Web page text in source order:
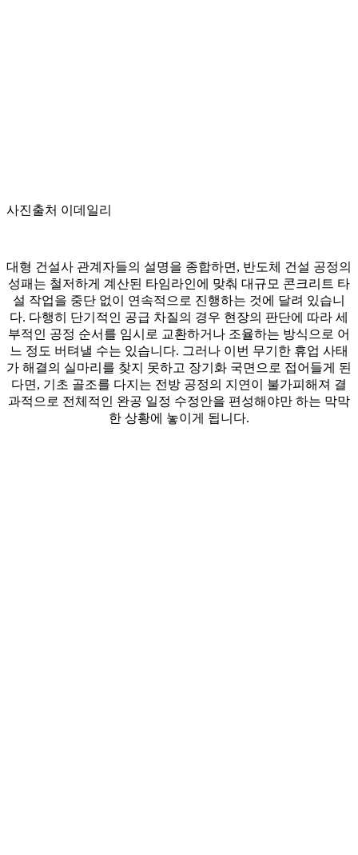
사진출처 이데일리
대형 건설사 관계자들의 설명을 종합하면, 반도체 건설 공정의
성패는 철저하게 계산된 타임라인에 맞춰 대규모 콘크리트 타
설 작업을 중단 없이 연속적으로 진행하는 것에 달려 있습니
다. 다행히 단기적인 공급 차질의 경우 현장의 판단에 따라 세
부적인 공정 순서를 임시로 교환하거나 조율하는 방식으로 어
느 정도 버텨낼 수는 있습니다. 그러나 이번 무기한 휴업 사태
가 해결의 실마리를 찾지 못하고 장기화 국면으로 접어들게 된
다면, 기초 골조를 다지는 전방 공정의 지연이 불가피해져 결
과적으로 전체적인 완공 일정 수정안을 편성해야만 하는 막막
한 상황에 놓이게 됩니다.